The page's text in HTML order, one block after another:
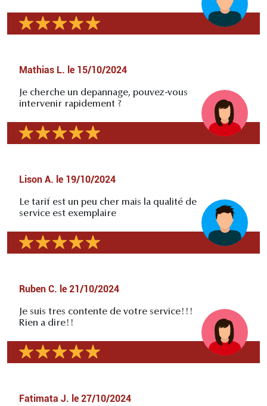
Mathias L. le 15/10/2024
Je cherche un depannage, pouvez-vous
intervenir rapidement ?
Lison A. le 19/10/2024
Le tarif est un peu cher mais la qualité de
service est exemplaire
Ruben C. le 21/10/2024
Je suis tres contente de votre service!!!
Rien a dire!!
Fatimata J. le 27/10/2024